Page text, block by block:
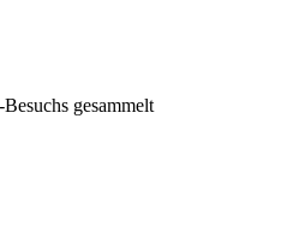
gesammelt